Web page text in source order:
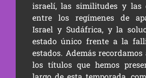
israelí, las similitudes y las
entre los regímenes de
Israel y Sudáfrica, y la
estado único frente a la
estados. Además
los títulos que hemos